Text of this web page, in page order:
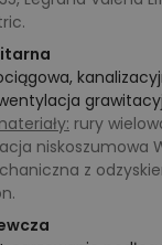
rury
niskoszumowa
z